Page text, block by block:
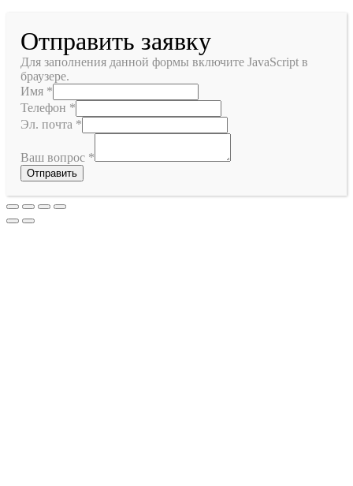
Отправить заявку
Для заполнения данной формы включите JavaScript в
браузере.
Имя *
Телефон *
Эл. почта *
Ваш вопрос *
Отправить